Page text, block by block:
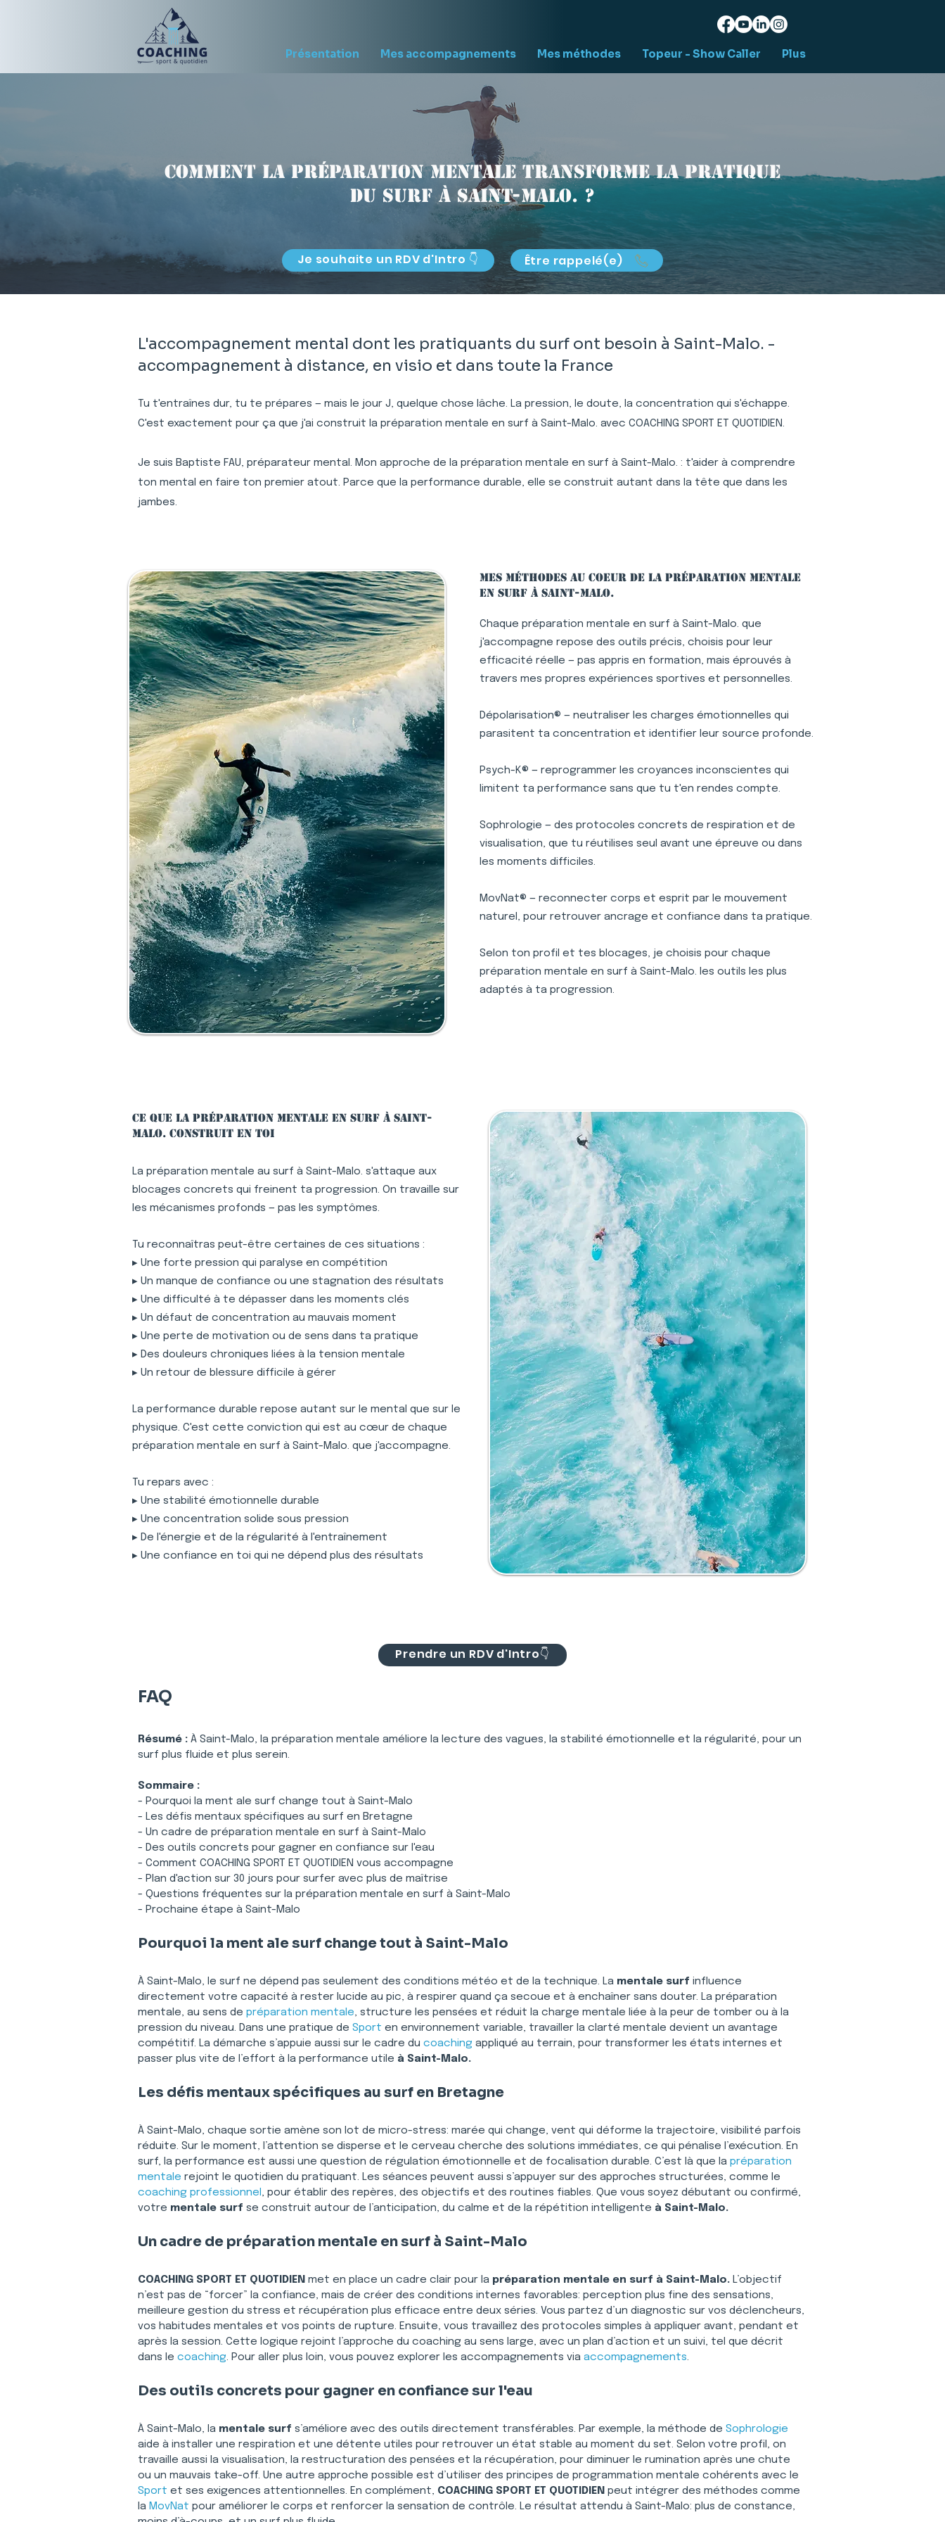
Présentation Mes accompagnements Mes méthodes Topeur - Show Caller Plus
Comment la préparation mentale transforme la pratique
du surf à Saint-Malo. ?
Je souhaite un RDV d'Intro 👇 Être rappelé(e)
L'accompagnement mental dont les pratiquants du surf ont besoin à Saint-Malo. -
accompagnement à distance, en visio et dans toute la France
Tu t'entraînes dur, tu te prépares — mais le jour J, quelque chose lâche. La pression, le doute, la concentration qui s'échappe.
C'est exactement pour ça que j'ai construit la préparation mentale en surf à Saint-Malo. avec COACHING SPORT ET QUOTIDIEN.
Je suis Baptiste FAU, préparateur mental. Mon approche de la préparation mentale en surf à Saint-Malo. : t'aider à comprendre
ton mental en faire ton premier atout. Parce que la performance durable, elle se construit autant dans la tête que dans les
jambes.
Mes méthodes au coeur de la préparation mentale
en surf à Saint-Malo.
Chaque préparation mentale en surf à Saint-Malo. que
j'accompagne repose des outils précis, choisis pour leur
efficacité réelle — pas appris en formation, mais éprouvés à
travers mes propres expériences sportives et personnelles.
Dépolarisation® — neutraliser les charges émotionnelles qui
parasitent ta concentration et identifier leur source profonde.
Psych-K® — reprogrammer les croyances inconscientes qui
limitent ta performance sans que tu t'en rendes compte.
Sophrologie — des protocoles concrets de respiration et de
visualisation, que tu réutilises seul avant une épreuve ou dans
les moments difficiles.
MovNat® — reconnecter corps et esprit par le mouvement
naturel, pour retrouver ancrage et confiance dans ta pratique.
Selon ton profil et tes blocages, je choisis pour chaque
préparation mentale en surf à Saint-Malo. les outils les plus
adaptés à ta progression.
Ce que la préparation mentale en surf à Saint-
Malo. construit en toi
La préparation mentale au surf à Saint-Malo. s'attaque aux
blocages concrets qui freinent ta progression. On travaille sur
les mécanismes profonds — pas les symptômes.
Tu reconnaîtras peut-être certaines de ces situations :
▸ Une forte pression qui paralyse en compétition
▸ Un manque de confiance ou une stagnation des résultats
▸ Une difficulté à te dépasser dans les moments clés
▸ Un défaut de concentration au mauvais moment
▸ Une perte de motivation ou de sens dans ta pratique
▸ Des douleurs chroniques liées à la tension mentale
▸ Un retour de blessure difficile à gérer
La performance durable repose autant sur le mental que sur le
physique. C'est cette conviction qui est au cœur de chaque
préparation mentale en surf à Saint-Malo. que j'accompagne.
Tu repars avec :
▸ Une stabilité émotionnelle durable
▸ Une concentration solide sous pression
▸ De l'énergie et de la régularité à l'entraînement
▸ Une confiance en toi qui ne dépend plus des résultats
Prendre un RDV d'Intro👇
FAQ
Résumé : À Saint-Malo, la préparation mentale améliore la lecture des vagues, la stabilité émotionnelle et la régularité, pour un
surf plus fluide et plus serein.
Sommaire :
- Pourquoi la ment ale surf change tout à Saint-Malo
- Les défis mentaux spécifiques au surf en Bretagne
- Un cadre de préparation mentale en surf à Saint-Malo
- Des outils concrets pour gagner en confiance sur l'eau
- Comment COACHING SPORT ET QUOTIDIEN vous accompagne
- Plan d'action sur 30 jours pour surfer avec plus de maîtrise
- Questions fréquentes sur la préparation mentale en surf à Saint-Malo
- Prochaine étape à Saint-Malo
Pourquoi la ment ale surf change tout à Saint-Malo
À Saint-Malo, le surf ne dépend pas seulement des conditions météo et de la technique. La mentale surf influence
directement votre capacité à rester lucide au pic, à respirer quand ça secoue et à enchaîner sans douter. La préparation
mentale, au sens de préparation mentale, structure les pensées et réduit la charge mentale liée à la peur de tomber ou à la
pression du niveau. Dans une pratique de Sport en environnement variable, travailler la clarté mentale devient un avantage
compétitif. La démarche s’appuie aussi sur le cadre du coaching appliqué au terrain, pour transformer les états internes et
passer plus vite de l’effort à la performance utile à Saint-Malo.
Les défis mentaux spécifiques au surf en Bretagne
À Saint-Malo, chaque sortie amène son lot de micro-stress: marée qui change, vent qui déforme la trajectoire, visibilité parfois
réduite. Sur le moment, l’attention se disperse et le cerveau cherche des solutions immédiates, ce qui pénalise l’exécution. En
surf, la performance est aussi une question de régulation émotionnelle et de focalisation durable. C’est là que la préparation
mentale rejoint le quotidien du pratiquant. Les séances peuvent aussi s’appuyer sur des approches structurées, comme le
coaching professionnel , pour établir des repères, des objectifs et des routines fiables. Que vous soyez débutant ou confirmé,
votre mentale surf se construit autour de l’anticipation, du calme et de la répétition intelligente à Saint-Malo.
Un cadre de préparation mentale en surf à Saint-Malo
COACHING SPORT ET QUOTIDIEN met en place un cadre clair pour la préparation mentale en surf à Saint-Malo. L’objectif
n’est pas de “forcer” la confiance, mais de créer des conditions internes favorables: perception plus fine des sensations,
meilleure gestion du stress et récupération plus efficace entre deux séries. Vous partez d’un diagnostic sur vos déclencheurs,
vos habitudes mentales et vos points de rupture. Ensuite, vous travaillez des protocoles simples à appliquer avant, pendant et
après la session. Cette logique rejoint l’approche du coaching au sens large, avec un plan d’action et un suivi, tel que décrit
dans le coaching. Pour aller plus loin, vous pouvez explorer les accompagnements via accompagnements.
Des outils concrets pour gagner en confiance sur l'eau
À Saint-Malo, la mentale surf s’améliore avec des outils directement transférables. Par exemple, la méthode de Sophrologie
aide à installer une respiration et une détente utiles pour retrouver un état stable au moment du set. Selon votre profil, on
travaille aussi la visualisation, la restructuration des pensées et la récupération, pour diminuer le rumination après une chute
ou un mauvais take-off. Une autre approche possible est d’utiliser des principes de programmation mentale cohérents avec le
Sport et ses exigences attentionnelles. En complément, COACHING SPORT ET QUOTIDIEN peut intégrer des méthodes comme
la MovNat pour améliorer le corps et renforcer la sensation de contrôle. Le résultat attendu à Saint-Malo: plus de constance,